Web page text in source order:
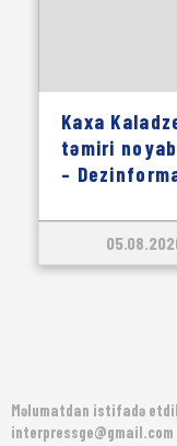
Kaxa
təmiri
–
Məlumatdan istifadə
interpressge@gmail.com